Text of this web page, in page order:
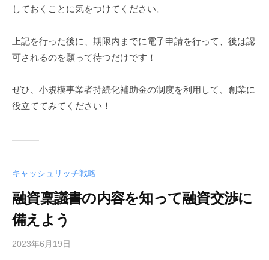
しておくことに気をつけてください。
上記を行った後に、期限内までに電子申請を行って、後は認
可されるのを願って待つだけです！
ぜひ、小規模事業者持続化補助金の制度を利用して、創業に
役立ててみてください！
キャッシュリッチ戦略
融資稟議書の内容を知って融資交渉に
備えよう
2023年6月19日